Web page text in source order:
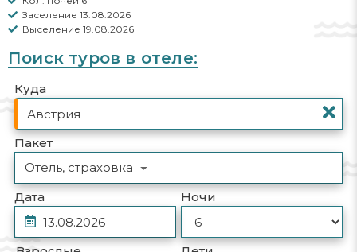
Заселение 13.08.2026
Выселение 19.08.2026
Поиск туров в отеле:
Куда
Пакет
Отель, страховка
Дата
Ночи